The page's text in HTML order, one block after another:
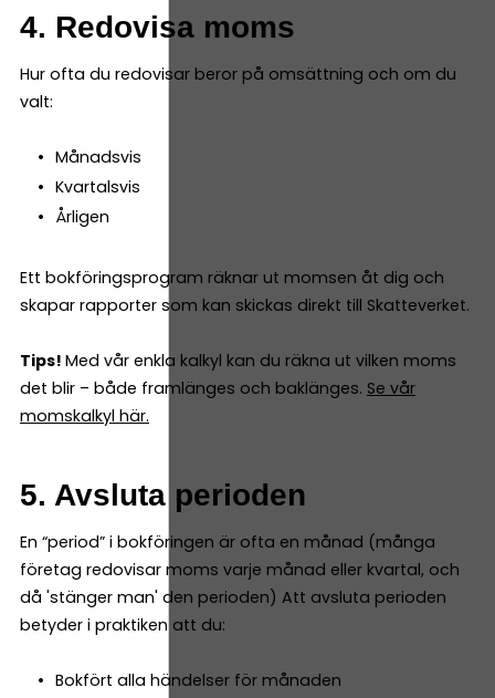
4. Redovisa moms
Hur ofta du redovisar beror på omsättning och om du
valt:
Månadsvis
Kvartalsvis
Årligen
Ett bokföringsprogram räknar ut momsen åt dig och
skapar rapporter som kan skickas direkt till Skatteverket.
Tips! Med vår enkla kalkyl kan du räkna ut vilken moms
det blir – både framlänges och baklänges. Se vår
momskalkyl här.
5. Avsluta perioden
En “period” i bokföringen är ofta en månad (många
företag redovisar moms varje månad eller kvartal, och
då 'stänger man' den perioden) Att avsluta perioden
betyder i praktiken att du:
Bokfört alla händelser för månaden